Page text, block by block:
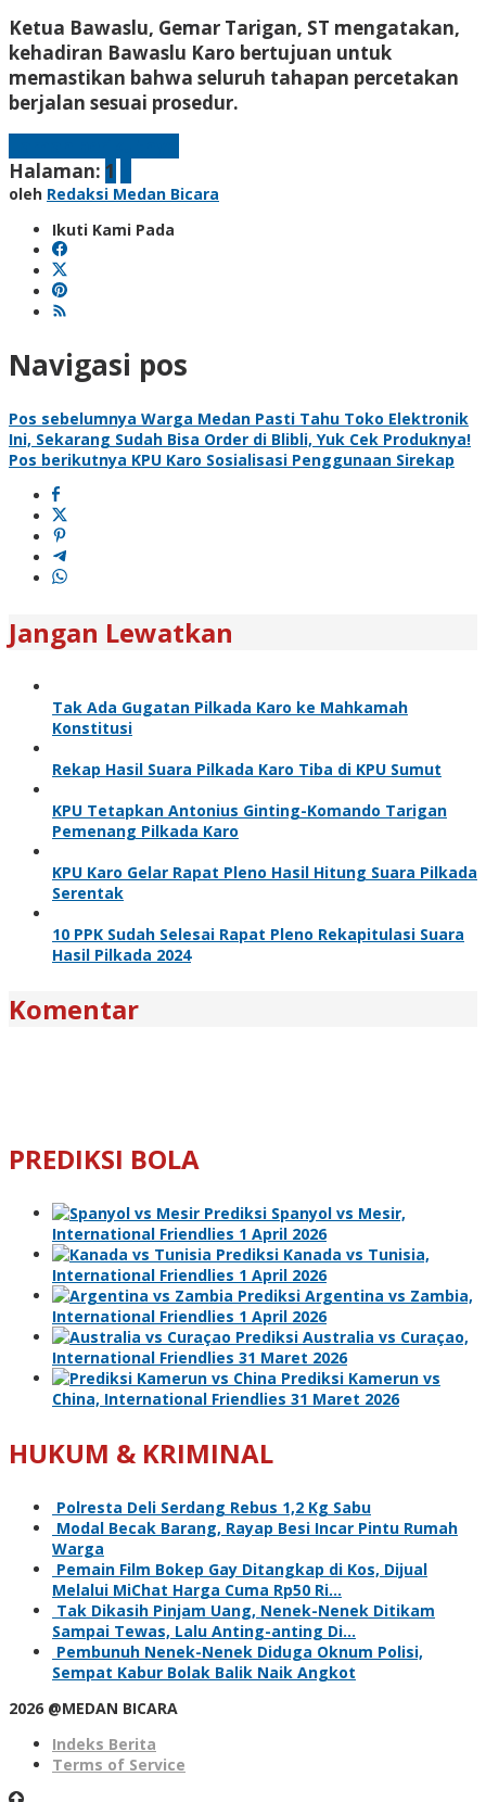
Ketua Bawaslu, Gemar Tarigan, ST mengatakan,
kehadiran Bawaslu Karo bertujuan untuk
memastikan bahwa seluruh tahapan percetakan
berjalan sesuai prosedur.
Halaman: 1
oleh Redaksi Medan Bicara
Ikuti Kami Pada
Navigasi pos
Pos sebelumnya Warga Medan Pasti Tahu Toko Elektronik
Ini, Sekarang Sudah Bisa Order di Blibli, Yuk Cek Produknya!
Pos berikutnya KPU Karo Sosialisasi Penggunaan Sirekap
Jangan Lewatkan
Tak Ada Gugatan Pilkada Karo ke Mahkamah
Konstitusi
Rekap Hasil Suara Pilkada Karo Tiba di KPU Sumut
KPU Tetapkan Antonius Ginting-Komando Tarigan
Pemenang Pilkada Karo
KPU Karo Gelar Rapat Pleno Hasil Hitung Suara Pilkada
Serentak
10 PPK Sudah Selesai Rapat Pleno Rekapitulasi Suara
Hasil Pilkada 2024
Komentar
PREDIKSI BOLA
Prediksi Spanyol vs Mesir,
International Friendlies 1 April 2026
Prediksi Kanada vs Tunisia,
International Friendlies 1 April 2026
Prediksi Argentina vs Zambia,
International Friendlies 1 April 2026
Prediksi Australia vs Curaçao,
International Friendlies 31 Maret 2026
Prediksi Kamerun vs
China, International Friendlies 31 Maret 2026
HUKUM & KRIMINAL
Polresta Deli Serdang Rebus 1,2 Kg Sabu
Modal Becak Barang, Rayap Besi Incar Pintu Rumah
Warga
Pemain Film Bokep Gay Ditangkap di Kos, Dijual
Melalui MiChat Harga Cuma Rp50 Ri…
Tak Dikasih Pinjam Uang, Nenek-Nenek Ditikam
Sampai Tewas, Lalu Anting-anting Di…
Pembunuh Nenek-Nenek Diduga Oknum Polisi,
Sempat Kabur Bolak Balik Naik Angkot
2026 @MEDAN BICARA
Indeks Berita
Terms of Service